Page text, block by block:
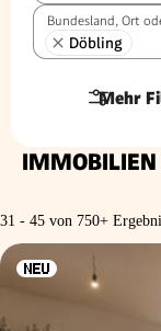
Bundesland, Ort
Döbling
Mehr
31 - 45 von 750+